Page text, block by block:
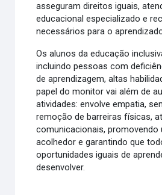
asseguram direitos iguais,
educacional especializado e
necessários para o
Os alunos da educação
incluindo pessoas com
de aprendizagem, altas
papel do monitor vai além de
atividades: envolve empatia,
remoção de barreiras físicas,
comunicacionais, promovendo
acolhedor e garantindo que
oportunidades iguais de
desenvolver.